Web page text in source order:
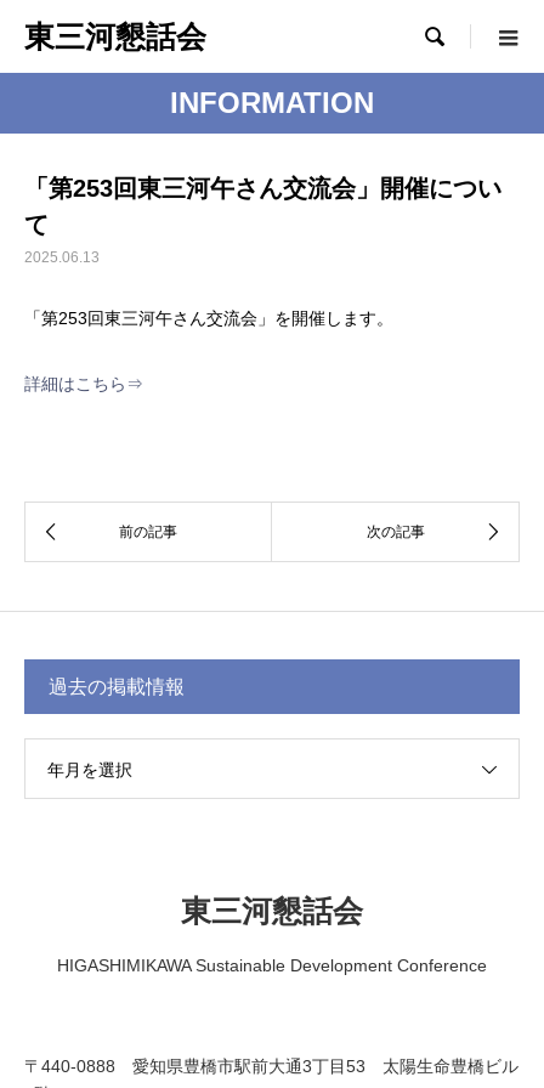
東三河懇話会 
INFORMATION
「第253回東三河午さん交流会」開催につい
て
2025.06.13
「第253回東三河午さん交流会」を開催します。
詳細はこちら⇒
過去の掲載情報
年月を選択
東三河懇話会
HIGASHIMIKAWA Sustainable Development Conference
〒440-0888 愛知県豊橋市駅前大通3丁目53 太陽生命豊橋ビル